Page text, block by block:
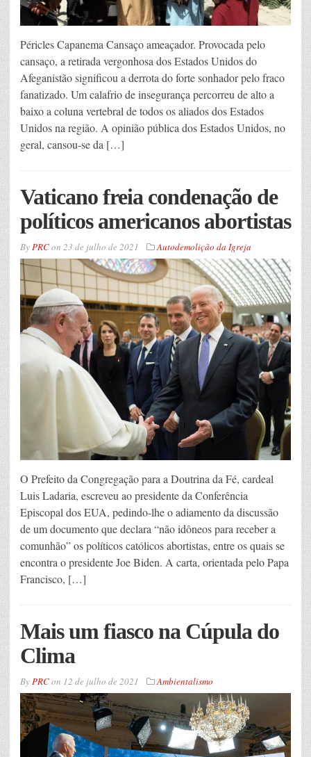
Péricles Capanema Cansaço ameaçador. Provocada pelo
cansaço, a retirada vergonhosa dos Estados Unidos do
Afeganistão significou a derrota do forte sonhador pelo fraco
fanatizado. Um calafrio de insegurança percorreu de alto a
baixo a coluna vertebral de todos os aliados dos Estados
Unidos na região. A opinião pública dos Estados Unidos, no
geral, cansou-se da […]
Vaticano freia condenação de
políticos americanos abortistas
ByPRCon 23 de julho de 2021 Autodemolição da Igreja
O Prefeito da Congregação para a Doutrina da Fé, cardeal
Luis Ladaria, escreveu ao presidente da Conferência
Episcopal dos EUA, pedindo-lhe o adiamento da discussão
de um documento que declara “não idôneos para receber a
comunhão” os políticos católicos abortistas, entre os quais se
encontra o presidente Joe Biden. A carta, orientada pelo Papa
Francisco, […]
Mais um fiasco na Cúpula do
Clima
ByPRCon 12 de julho de 2021 Ambientalismo